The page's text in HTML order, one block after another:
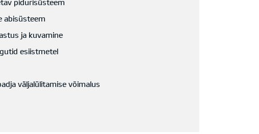
pidurisüsteem
abisüsteem
ja kuvamine
esiistmetel
väljalülitamise võimalus